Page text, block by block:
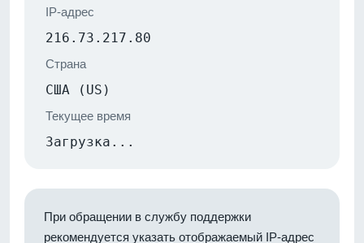
IP-адрес
216.73.217.80
Страна
США (US)
Текущее время
Загрузка...
При обращении в службу поддержки
рекомендуется указать отображаемый IP-адрес